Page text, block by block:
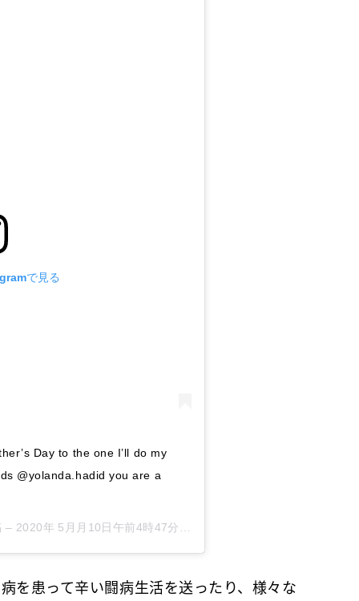
で見る
Day to the one I’ll do my
@yolanda.hadid you are a
– 2020年 5月月10日午前4時47分PDT
患って辛い闘病生活を送ったり、様々な